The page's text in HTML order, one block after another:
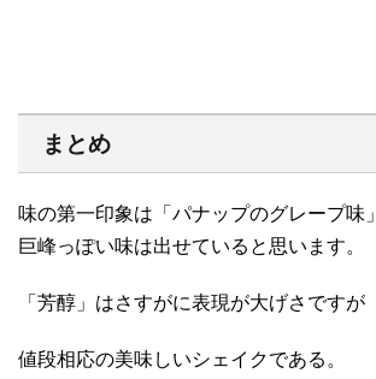
まとめ
味の第一印象は「パナップのグレープ味」
巨峰っぽい味は出せていると思います。
「芳醇」はさすがに表現が大げさですが
値段相応の美味しいシェイクである。